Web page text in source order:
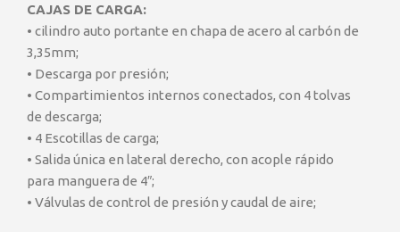
CAJAS DE CARGA:
• cilindro auto portante en chapa de acero al carbón de
3,35mm;
• Descarga por presión;
• Compartimientos internos conectados, con 4 tolvas
de descarga;
• 4 Escotillas de carga;
• Salida única en lateral derecho, con acople rápido
para manguera de 4″;
• Válvulas de control de presión y caudal de aire;